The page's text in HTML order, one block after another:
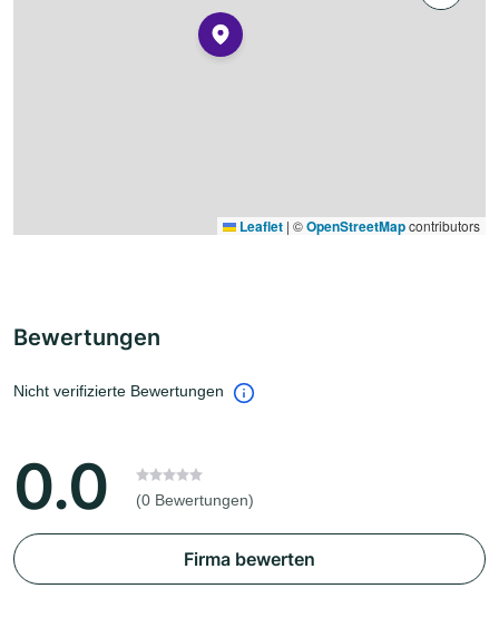
Leaflet | ©OpenStreetMapcontributors
Bewertungen
Nicht verifizierte Bewertungen
0.0 (0 Bewertungen)
Firma bewerten